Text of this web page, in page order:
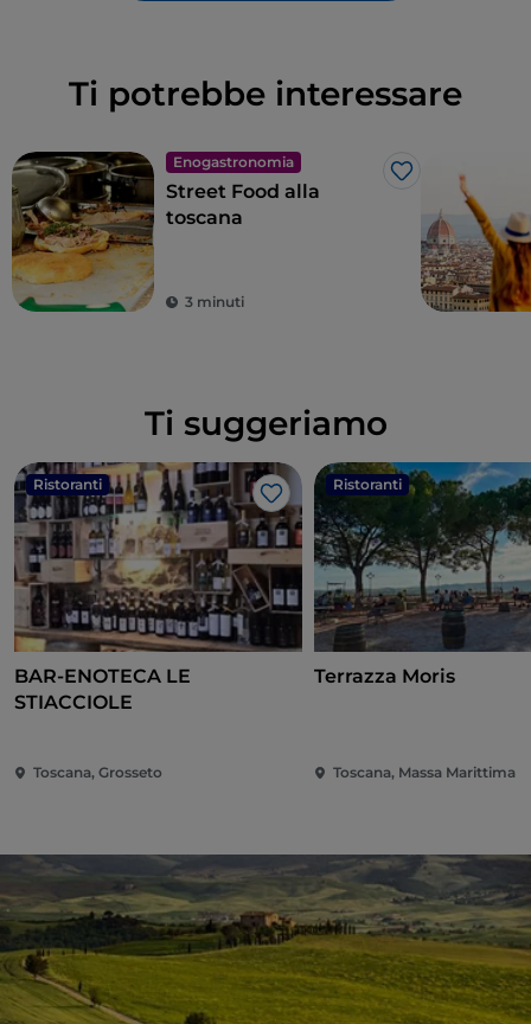
Ti potrebbe interessare
Enogastronomia
Like
Street Food alla
toscana
3 minuti
Ti suggeriamo
Ristoranti
Like
BAR-ENOTECA LE
STIACCIOLE
Toscana, Grosseto
Ristoranti
Terrazza Moris
Toscana, Massa Marittima